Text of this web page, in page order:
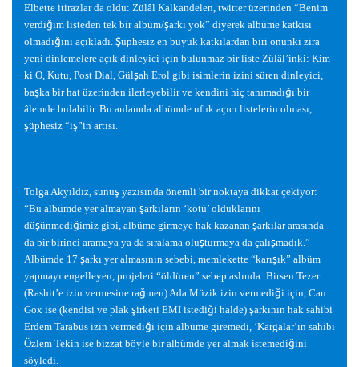
Elbette itirazlar da oldu: Zülâl Kalkandelen, twitter üzerinden “Benim
verdiğim listeden tek bir albüm/şarkı yok” diyerek albüme katkısı
olmadığını açıkladı. Şüphesiz en büyük katkılardan biri onunki zira
yeni dinlemelere açık dinleyici için bulunmaz bir liste Zülâl’inki: Kim
ki O, Kutu, Post Dial, Gülşah Erol gibi isimlerin izini süren dinleyici,
başka bir hat üzerinden ilerleyebilir ve kendini hiç tanımadığı bir
âlemde bulabilir. Bu anlamda albümde ufuk açıcı listelerin olması,
şüphesiz “iş”in artısı.
Tolga Akyıldız, sunuş yazısında önemli bir noktaya dikkat çekiyor:
“Bu albümde yer almayan şarkıların ‘kötü’ olduklarını
düşünmediğimiz gibi, albüme girmeye hak kazanan şarkılar arasında
da bir birinci aramaya ya da sıralama oluşturmaya da çalışmadık.”
Albümde 17 şarkı yer almasının sebebi, memlekette “karışık” albüm
yapmayı engelleyen, projeleri “öldüren” sebep aslında: Birsen Tezer
(Rashit’e izin vermesine rağmen) Ada Müzik izin vermediği için, Can
Gox ise (kendisi ve plak şirketi EMI istediği halde) şarkının hak sahibi
Erdem Tarabus izin vermediği için albüme giremedi, ‘Kargalar’ın sahibi
Özlem Tekin ise bizzat böyle bir albümde yer almak istemediğini
söyledi.